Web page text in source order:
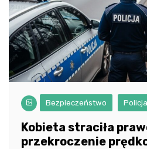
Bezpieczeństwo Policja
Kobieta straciła
przekroczenie